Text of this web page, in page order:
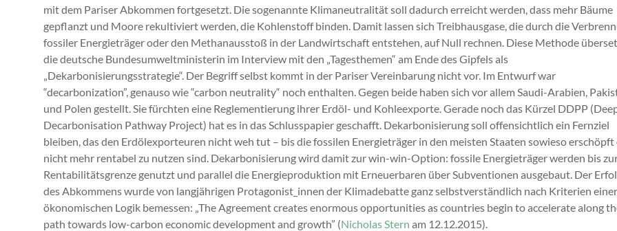
mit dem Pariser Abkommen fortgesetzt. Die sogenannte Klimaneutralität soll dadurch erreicht werden, dass mehr Bäume
gepflanzt und Moore rekultiviert werden, die Kohlenstoff binden. Damit lassen sich Treibhausgase, die durch die
fossiler Energieträger oder den Methanausstoß in der Landwirtschaft entstehen, auf Null rechnen. Diese Methode
die deutsche Bundesumweltministerin im Interview mit den „Tagesthemen“ am Ende des Gipfels als
„Dekarbonisierungsstrategie“. Der Begriff selbst kommt in der Pariser Vereinbarung nicht vor. Im Entwurf war
“decarbonization”, genauso wie “carbon neutrality“ noch enthalten. Gegen beide haben sich vor allem Saudi-Arabien,
und Polen gestellt. Sie fürchten eine Reglementierung ihrer Erdöl- und Kohleexporte. Gerade noch das Kürzel DDPP
Decarbonisation Pathway Project) hat es in das Schlusspapier geschafft. Dekarbonisierung soll offensichtlich ein Fernziel
bleiben, das den Erdölexporteuren nicht weh tut – bis die fossilen Energieträger in den meisten Staaten sowieso erschöpft
nicht mehr rentabel zu nutzen sind. Dekarbonisierung wird damit zur win-win-Option: fossile Energieträger werden bis
Rentabilitätsgrenze genutzt und parallel die Energieproduktion mit Erneuerbaren über Subventionen ausgebaut. Der
des Abkommens wurde von langjährigen Protagonist_innen der Klimadebatte ganz selbstverständlich nach Kriterien einer
ökonomischen Logik bemessen: „The Agreement creates enormous opportunities as countries begin to accelerate along
path towards low-carbon economic development and growth” (Nicholas Stern am 12.12.2015).